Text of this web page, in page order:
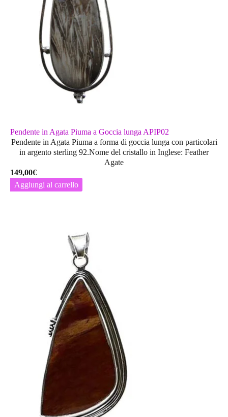
Pendente in Agata Piuma a Goccia lunga APIP02
Pendente in Agata Piuma a forma di goccia lunga con particolari
in argento sterling 92.Nome del cristallo in Inglese: Feather
Agate
149,00€
Aggiungi al carrello